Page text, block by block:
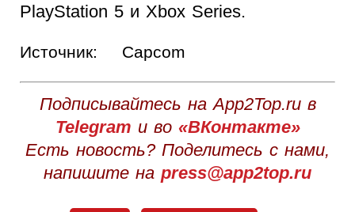
PlayStation 5 и Xbox Series.
Источник: Capcom
Подписывайтесь на App2Top.ru в
Telegram и во «ВКонтакте»
Есть новость? Поделитесь с нами,
напишите на press@app2top.ru